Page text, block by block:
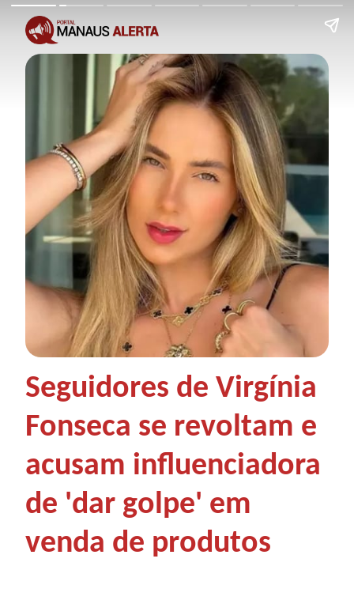
Seguidores de Virgínia
Fonseca se revoltam e
acusam influenciadora
de 'dar golpe' em
venda de produtos